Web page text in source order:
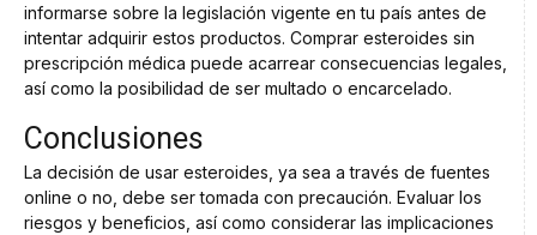
informarse sobre la legislación vigente en tu país antes de
intentar adquirir estos productos. Comprar esteroides sin
prescripción médica puede acarrear consecuencias legales,
así como la posibilidad de ser multado o encarcelado.
Conclusiones
La decisión de usar esteroides, ya sea a través de fuentes
online o no, debe ser tomada con precaución. Evaluar los
riesgos y beneficios, así como considerar las implicaciones